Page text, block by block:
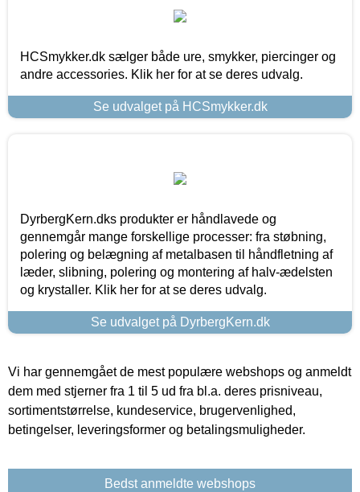
HCSmykker.dk sælger både ure, smykker, piercinger og
andre accessories. Klik her for at se deres udvalg.
Se udvalget på HCSmykker.dk
DyrbergKern.dks produkter er håndlavede og
gennemgår mange forskellige processer: fra støbning,
polering og belægning af metalbasen til håndfletning af
læder, slibning, polering og montering af halv-ædelsten
og krystaller. Klik her for at se deres udvalg.
Se udvalget på DyrbergKern.dk
Vi har gennemgået de mest populære webshops og anmeldt
dem med stjerner fra 1 til 5 ud fra bl.a. deres prisniveau,
sortimentstørrelse, kundeservice, brugervenlighed,
betingelser, leveringsformer og betalingsmuligheder.
Bedst anmeldte webshops